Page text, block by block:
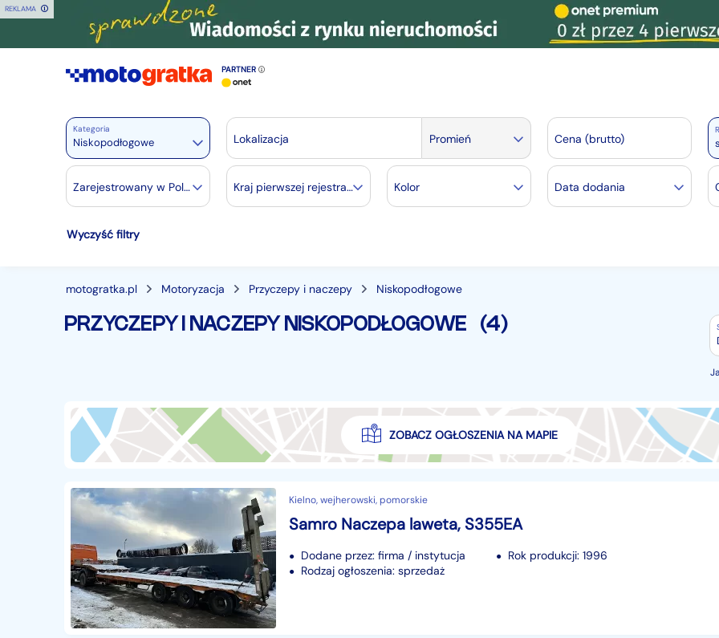
REKLAMA
PARTNER
Kategoria
Niskopodłogowe
Motoryzacja
Osobowe
Dostawcze 3525
Autobusy
Części samochodowe 14639
Części motocyklowe 1
Pojazdy specjalistyczne
Pozostałe
Lokalizacja Promień Cena (brutto)
Zarejestrowany w Polsce Kraj pierwszej rejestracji Kolor Data dodania
Wyczyść filtry
motogratka.pl Motoryzacja Przyczepy i naczepy Niskopodłogowe
PRZYCZEPY I NACZEPY NISKOPODŁOGOWE (4)
ZOBACZ OGŁOSZENIA NA MAPIE
Kielno, wejherowski, pomorskie
Samro Naczepa laweta, S355EA
Dodane przez: firma / instytucja
Rodzaj ogłoszenia: sprzedaż
Rok produkcji: 1996